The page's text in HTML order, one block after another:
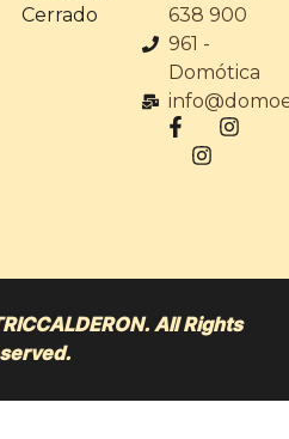
Cerrado
638 900
961 -
Domótica
All Rights